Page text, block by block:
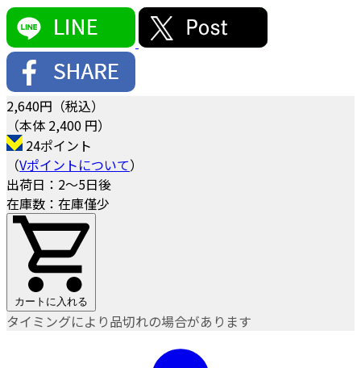
2,640円（税込）
（本体 2,400 円）
24ポイント
（Vポイントについて）
出荷日：2～5日後
在庫数：在庫僅少
カートに入れる
タイミングにより品切れの場合があります